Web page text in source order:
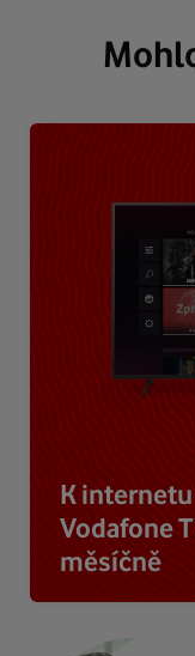
K
Vodafone
měsíčně